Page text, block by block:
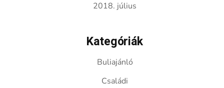
2018. július
Kategóriák
Buliajánló
Családi